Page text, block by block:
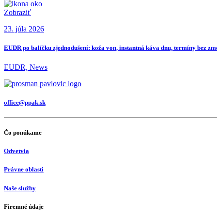
Zobraziť
23. júla 2026
EUDR po balíčku zjednodušení: koža von, instantná káva dnu, termíny bez
EUDR, News
office@ppak.sk
Čo ponúkame
Odvetvia
Právne oblasti
Naše služby
Firemné údaje